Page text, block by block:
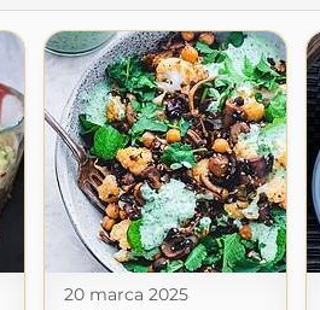
20 marca 2025